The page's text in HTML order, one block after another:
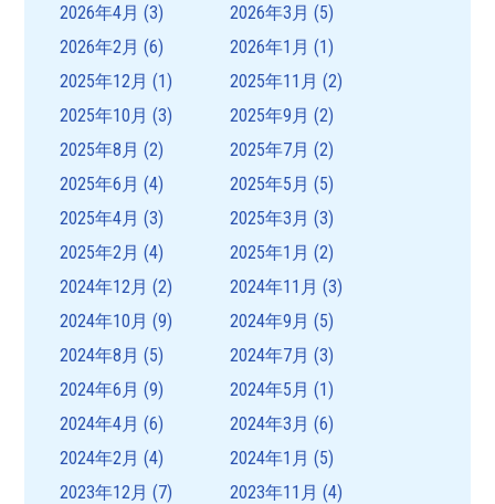
2026年4月 (3) 2026年3月 (5)
2026年2月 (6) 2026年1月 (1)
2025年12月 (1) 2025年11月 (2)
2025年10月 (3) 2025年9月 (2)
2025年8月 (2) 2025年7月 (2)
2025年6月 (4) 2025年5月 (5)
2025年4月 (3) 2025年3月 (3)
2025年2月 (4) 2025年1月 (2)
2024年12月 (2) 2024年11月 (3)
2024年10月 (9) 2024年9月 (5)
2024年8月 (5) 2024年7月 (3)
2024年6月 (9) 2024年5月 (1)
2024年4月 (6) 2024年3月 (6)
2024年2月 (4) 2024年1月 (5)
2023年12月 (7) 2023年11月 (4)